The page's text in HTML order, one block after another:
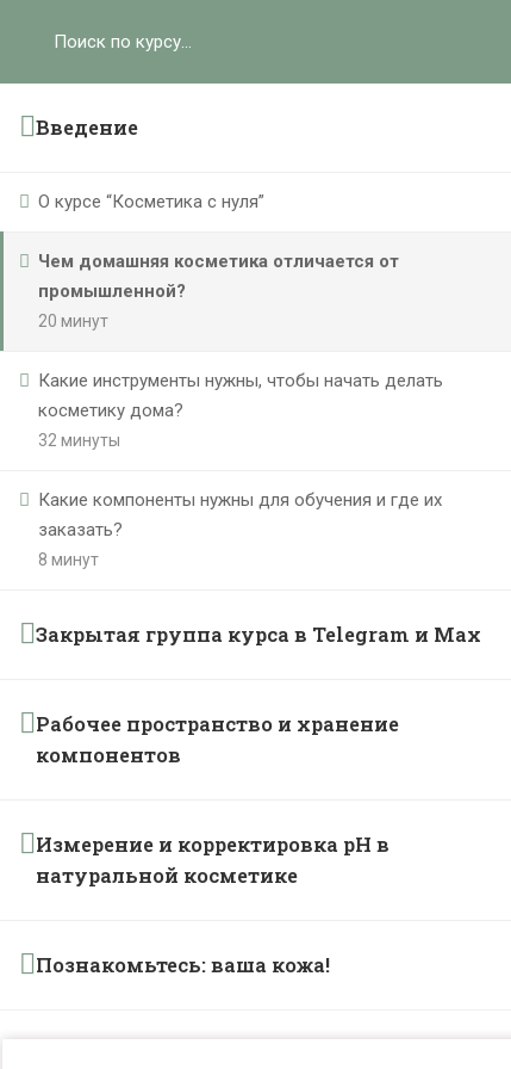
Введение
О курсе “Косметика с нуля”
Чем домашняя косметика отличается от
промышленной?
20 минут
Какие инструменты нужны, чтобы начать делать
косметику дома?
32 минуты
Какие компоненты нужны для обучения и где их
заказать?
8 минут
Закрытая группа курса в Telegram и Max
Рабочее пространство и хранение
компонентов
Измерение и корректировка рН в
натуральной косметике
Познакомьтесь: ваша кожа!
Ольга Ларноди, 2025
hello@lalavanda.school
Публичная оферта
Контакты